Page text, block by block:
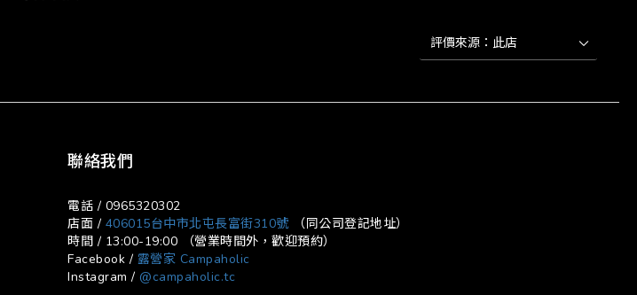
聯絡我們
電話 / 0965320302
店面 / 406015台中市北屯長富街310號（同公司登記地址）
時間 / 13:00-19:00 （營業時間外，歡迎預約）
Facebook / 露營家 Campaholic
Instagram / @campaholic.tc